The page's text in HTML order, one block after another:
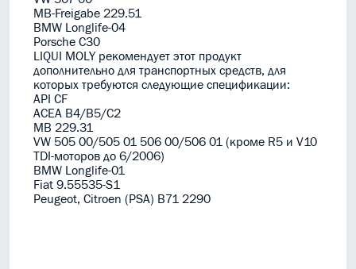
MB-Freigabe 229.51
BMW Longlife-04
Porsche C30
LIQUI MOLY рекомендует этот продукт
дополнительно для транспортных средств, для
которых требуются следующие спецификации:
API CF
ACEA B4/B5/C2
MB 229.31
VW 505 00/505 01 506 00/506 01 (кроме R5 и V10
TDI-моторов до 6/2006)
BMW Longlife-01
Fiat 9.55535-S1
Peugeot, Citroen (PSA) B71 2290